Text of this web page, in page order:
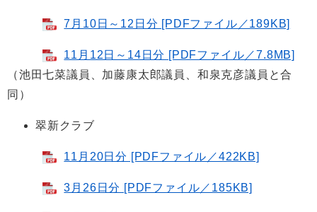
7月10日～12日分 [PDFファイル／189KB]
11月12日～14日分 [PDFファイル／7.8MB]
（池田七菜議員、加藤康太郎議員、和泉克彦議員と合
同）
翠新クラブ
11月20日分 [PDFファイル／422KB]
3月26日分 [PDFファイル／185KB]